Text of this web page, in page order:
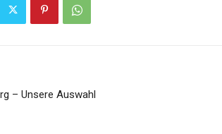
– Unsere Auswahl